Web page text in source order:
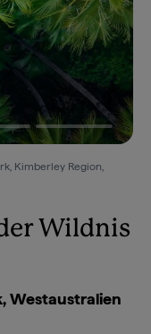
Kimberley Region,
Wildnis
Westaustralien